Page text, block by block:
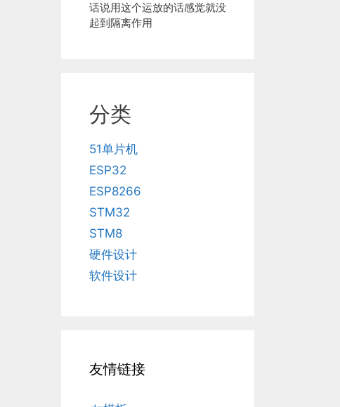
话说用这个运放的话感觉就没
起到隔离作用
分类
51单片机
ESP32
ESP8266
STM32
STM8
硬件设计
软件设计
友情链接